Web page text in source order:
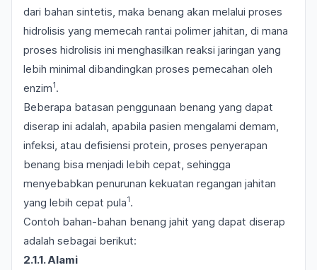
dari bahan sintetis, maka benang akan melalui proses
hidrolisis yang memecah rantai polimer jahitan, di mana
proses hidrolisis ini menghasilkan reaksi jaringan yang
lebih minimal dibandingkan proses pemecahan oleh
enzim1.
Beberapa batasan penggunaan benang yang dapat
diserap ini adalah, apabila pasien mengalami demam,
infeksi, atau defisiensi protein, proses penyerapan
benang bisa menjadi lebih cepat, sehingga
menyebabkan penurunan kekuatan regangan jahitan
yang lebih cepat pula1.
Contoh bahan-bahan benang jahit yang dapat diserap
adalah sebagai berikut:
2.1.1. Alami